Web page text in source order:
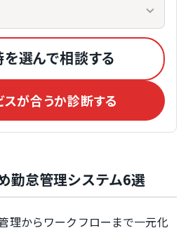
選んで相談する
スが合うか診断する
勤怠管理システム6選
理からワークフローまで一元化